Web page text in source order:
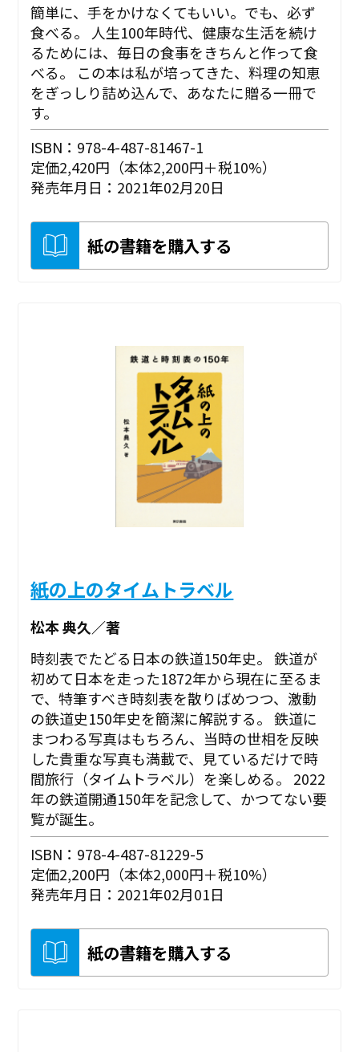
簡単に、手をかけなくてもいい。でも、必ず
食べる。 人生100年時代、健康な生活を続け
るためには、毎日の食事をきちんと作って食
べる。 この本は私が培ってきた、料理の知恵
をぎっしり詰め込んで、あなたに贈る一冊で
す。
ISBN：978-4-487-81467-1
定価2,420円（本体2,200円＋税10%）
発売年月日：2021年02月20日
紙の書籍を購入する
紙の上のタイムトラベル
松本 典久／著
時刻表でたどる日本の鉄道150年史。 鉄道が
初めて日本を走った1872年から現在に至るま
で、特筆すべき時刻表を散りばめつつ、激動
の鉄道史150年史を簡潔に解説する。 鉄道に
まつわる写真はもちろん、当時の世相を反映
した貴重な写真も満載で、見ているだけで時
間旅行（タイムトラベル）を楽しめる。 2022
年の鉄道開通150年を記念して、かつてない要
覧が誕生。
ISBN：978-4-487-81229-5
定価2,200円（本体2,000円＋税10%）
発売年月日：2021年02月01日
紙の書籍を購入する